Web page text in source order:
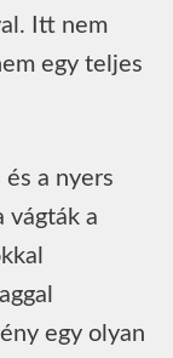
Itt nem
egy teljes
a nyers
vágták a
egy olyan